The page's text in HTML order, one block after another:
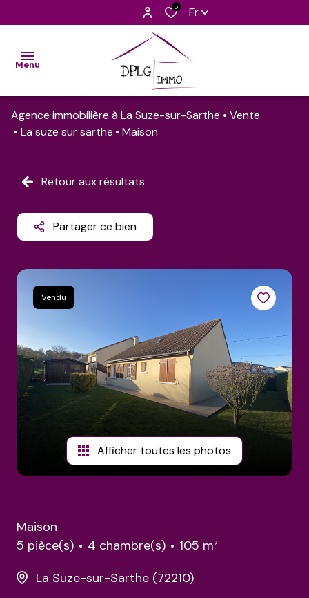
0 Fr
Menu
accueil
biens
l'équipe
contact
Agence immobilière à La Suze-sur-Sarthe
Vente
La suze sur sarthe
Maison
Retour aux résultats
Partager ce bien
Vendu
Afficher toutes les photos
Maison
5 pièce(s)
4 chambre(s)
105 m²
La Suze-sur-Sarthe (72210)